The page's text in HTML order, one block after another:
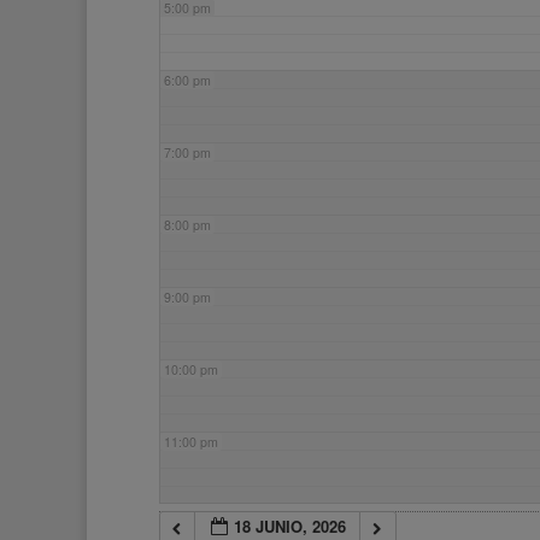
5:00 pm
6:00 pm
7:00 pm
8:00 pm
9:00 pm
10:00 pm
11:00 pm
18 JUNIO, 2026